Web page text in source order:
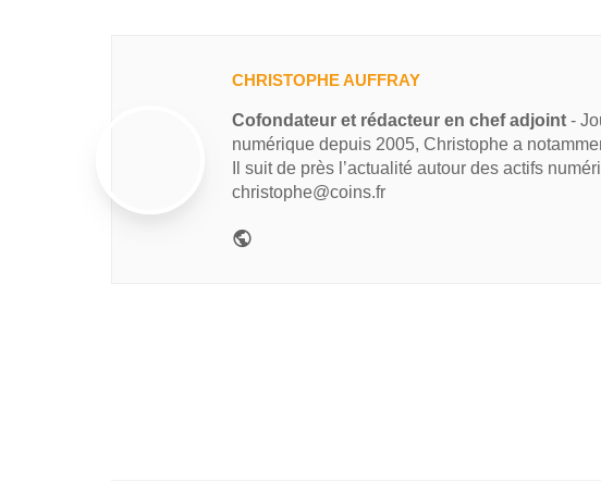
CHRISTOPHE AUFFRAY
Cofondateur et rédacteur en chef adjoint -
numérique depuis 2005, Christophe a
Il suit de près l’actualité autour des actifs
christophe@coins.fr